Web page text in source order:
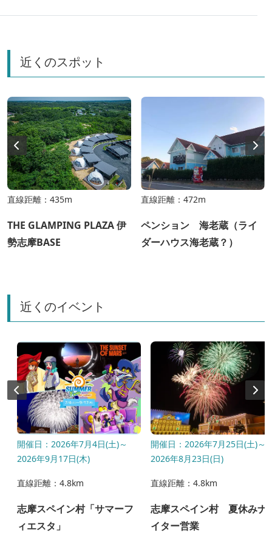
力や楽しみ方、オススメのグランピング施設をご紹介し
近くのスポット
直線距離：435m
THE GLAMPING PLAZA 伊
勢志摩BASE
直線距離：472m
ペンション 海老蔵（ライ
ダーハウス海老蔵？）
近くのイベント
開催日：2026年7月4日(土)～
2026年9月17日(木)
直線距離：4.8km
志摩スペイン村「サマーフ
ィエスタ」
開催日：2026年7月25日(土)～
2026年8月23日(日)
直線距離：4.8km
志摩スペイン村 夏休みナ
イター営業